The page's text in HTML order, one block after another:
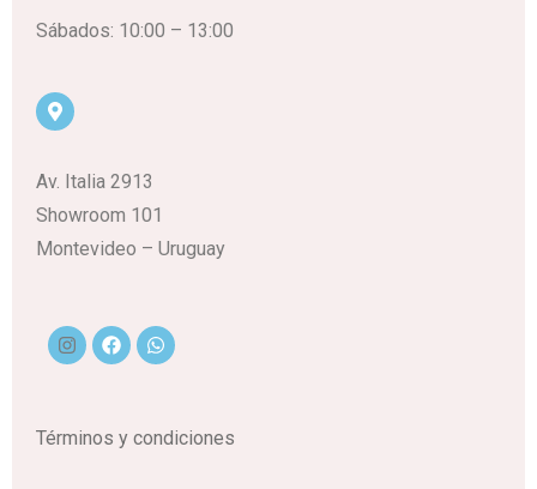
Sábados: 10:00 – 13:00
Av. Italia 2913
Showroom 101
Montevideo – Uruguay
Términos y condiciones